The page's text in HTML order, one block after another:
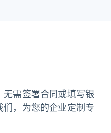
需签署合同或填写银
，为您的企业定制专